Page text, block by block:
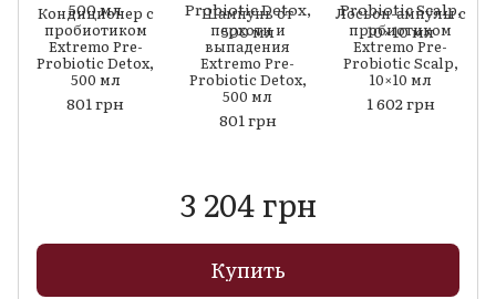
Кондиционер с
пробиотиком
Extremo Pre-
Probiotic Detox,
500 мл
801 грн
Шампунь от
перхоти и
выпадения
Extremo Pre-
Probiotic Detox,
500 мл
801 грн
Лосьон-ампулы с
пробиотиком
Extremo Pre-
Probiotic Scalp,
10×10 мл
1 602 грн
3 204 грн
Купить